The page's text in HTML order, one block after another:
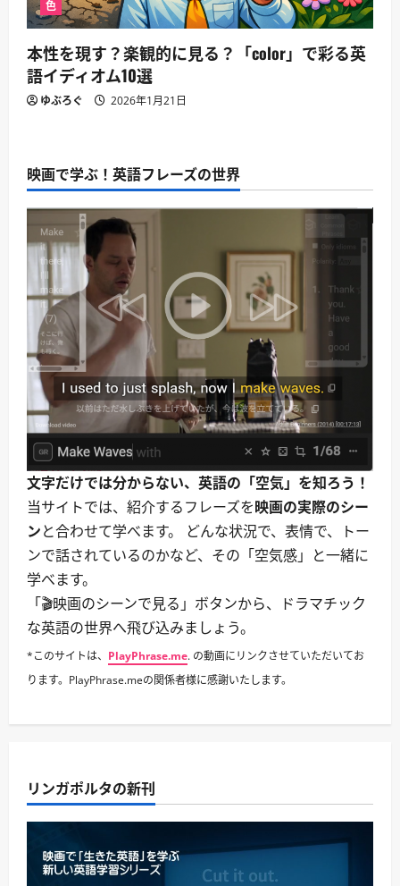
色
本性を現す？楽観的に見る？「color」で彩る英
語イディオム10選
ゆぶろぐ 2026年1月21日
映画で学ぶ！英語フレーズの世界
文字だけでは分からない、英語の「空気」を知ろう！
当サイトでは、紹介するフレーズを映画の実際のシー
ンと合わせて学べます。 どんな状況で、表情で、トー
ンで話されているのかなど、その「空気感」と一緒に
学べます。
「🎬映画のシーンで見る」ボタンから、ドラマチック
な英語の世界へ飛び込みましょう。
*このサイトは、 PlayPhrase.me. の動画にリンクさせていただいてお
ります。PlayPhrase.meの関係者様に感謝いたします。
リンガポルタの新刊